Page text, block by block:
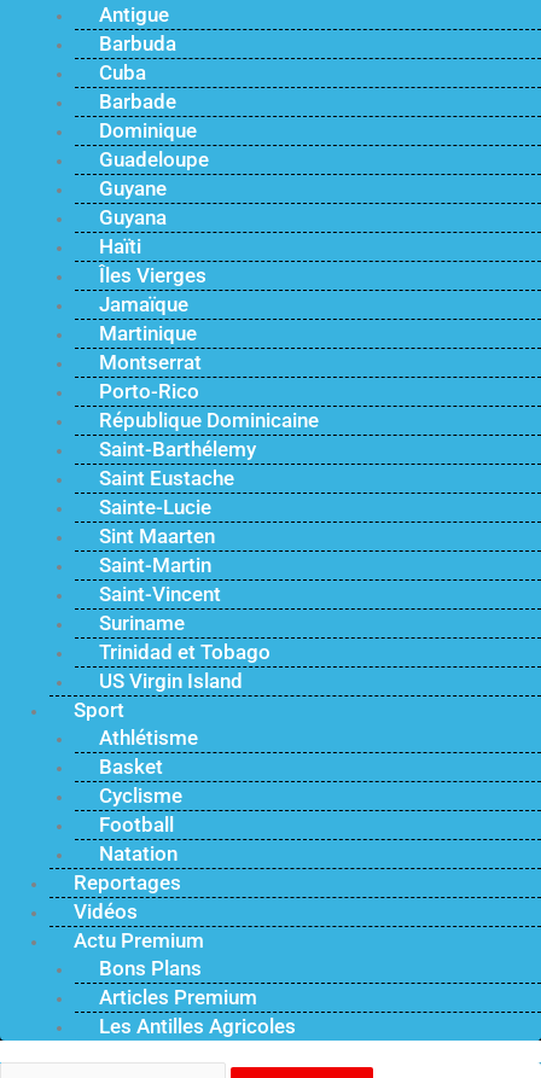
Antigue
Barbuda
Cuba
Barbade
Dominique
Guadeloupe
Guyane
Guyana
Haïti
Îles Vierges
Jamaïque
Martinique
Montserrat
Porto-Rico
République Dominicaine
Saint-Barthélemy
Saint Eustache
Sainte-Lucie
Sint Maarten
Saint-Martin
Saint-Vincent
Suriname
Trinidad et Tobago
US Virgin Island
Sport
Athlétisme
Basket
Cyclisme
Football
Natation
Reportages
Vidéos
Actu Premium
Bons Plans
Articles Premium
Les Antilles Agricoles